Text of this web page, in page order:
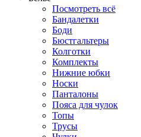
Посмотреть всё
Бандалетки
Боди
Бюстгальтеры
Колготки
Комплекты
Нижние юбки
Носки
Панталоны
Поясa для чулок
Топы
Трусы